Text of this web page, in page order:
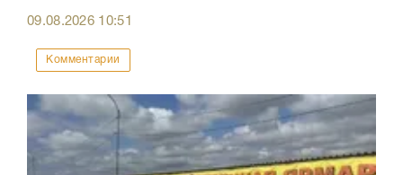
09.08.2026 10:51
Комментарии